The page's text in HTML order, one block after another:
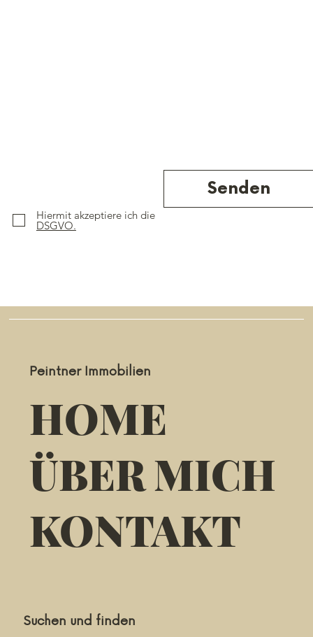
Senden
Hiermit akzeptiere ich die
DSGVO.
Peintner Immobilien
HOME
ÜBER MICH
KONTAKT
Suchen und finden